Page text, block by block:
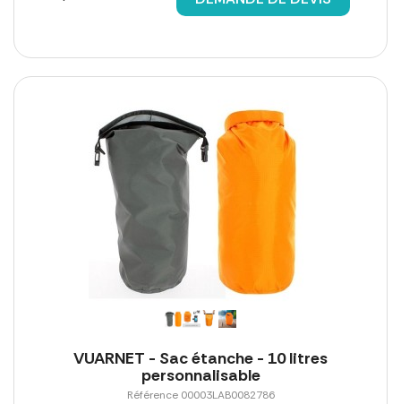
VUARNET - Sac étanche - 10 litres
personnalisable
Référence 00003LAB0082786